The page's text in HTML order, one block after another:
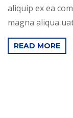
aliquip ex ea
magna aliqua
READ MORE